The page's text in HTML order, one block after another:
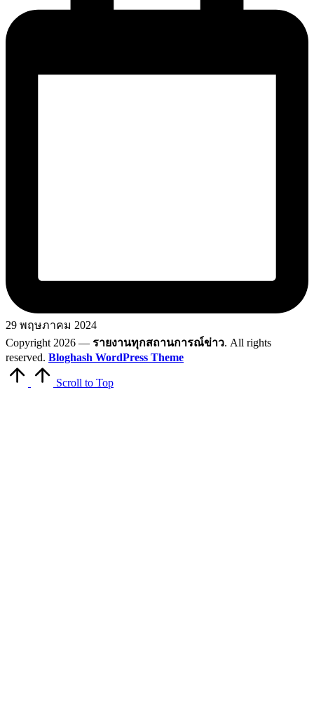
29 พฤษภาคม 2024
Copyright 2026 — รายงานทุกสถานการณ์ข่าว. All rights
reserved. Bloghash WordPress Theme
Scroll to Top